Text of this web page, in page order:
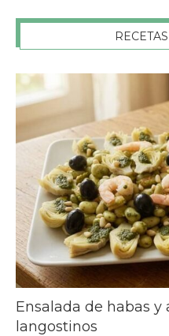
Ensalada de habas y
langostinos